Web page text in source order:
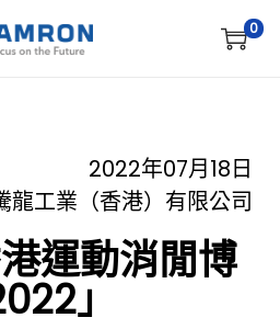
0
2022年07月18日
龍工業（香港）有限公司
運動消閒博
」